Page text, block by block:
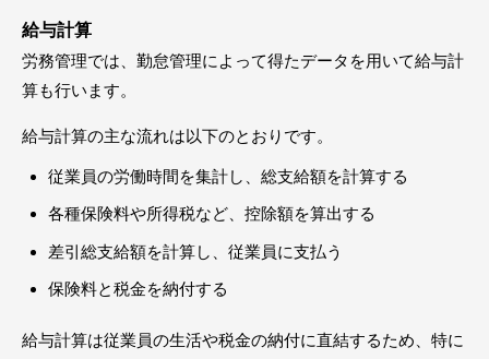
給与計算
労務管理では、勤怠管理によって得たデータを用いて給与計
算も行います。
給与計算の主な流れは以下のとおりです。
従業員の労働時間を集計し、総支給額を計算する
各種保険料や所得税など、控除額を算出する
差引総支給額を計算し、従業員に支払う
保険料と税金を納付する
給与計算は従業員の生活や税金の納付に直結するため、特に